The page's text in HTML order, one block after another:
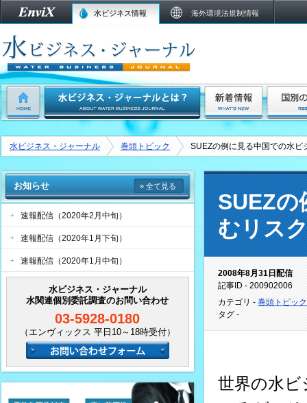
水ビジネス情報 海外環境法規制情報
水ビジネス・ジャーナル 巻頭トピック SUEZの例に見る中国での水ビ
SUEZの
むリス
2008年8月31日配信
記事ID - 200902006
カテゴリ - 巻頭トピック
タグ -
世界の水
お知らせ » 全て見る
速報配信（2020年2月中旬）
速報配信（2020年1月下旬）
速報配信（2020年1月中旬）
水ビジネス・ジャーナル
水関連個別委託調査のお問い合わせ
03-5928-0180
（エンヴィックス 平日10～18時受付）